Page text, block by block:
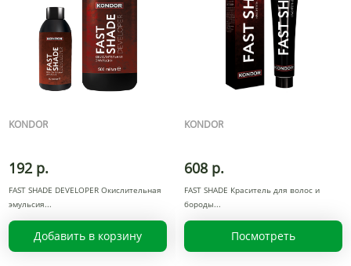
KONDOR
192 р.
FAST SHADE DEVELOPER Окислительная
эмульсия
Добавить в корзину
KONDOR
608 р.
FAST SHADE Краситель для волос и
бороды
Посмотреть